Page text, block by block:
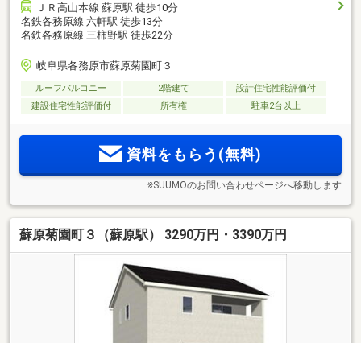
ＪＲ高山本線 蘇原駅 徒歩10分
名鉄各務原線 六軒駅 徒歩13分
名鉄各務原線 三柿野駅 徒歩22分
岐阜県各務原市蘇原菊園町３
ルーフバルコニー 2階建て
設計住宅性能評価付
建設住宅性能評価付
所有権 駐車2台以上
資料をもらう(無料)
※SUUMOのお問い合わせページへ移動します
蘇原菊園町３（蘇原駅） 3290万円・3390万円